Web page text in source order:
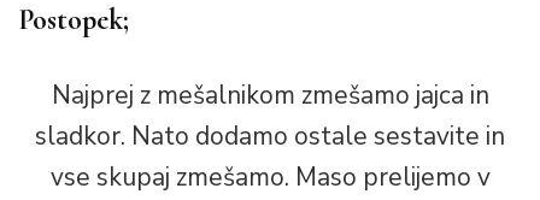
Postopek;
Najprej z mešalnikom zmešamo jajca in
sladkor. Nato dodamo ostale sestavite in
vse skupaj zmešamo. Maso prelijemo v